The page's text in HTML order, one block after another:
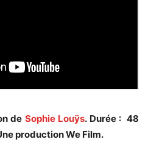
de Sophie Louÿs. Durée : 48
production We Film.